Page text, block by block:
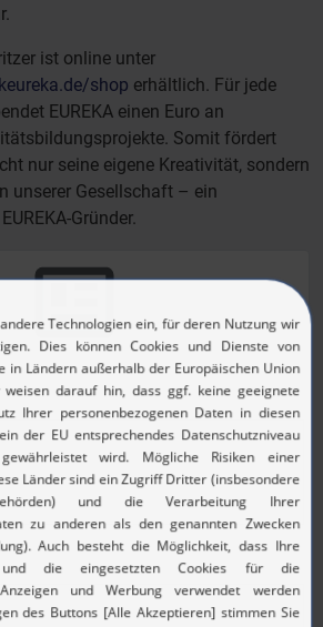
ist online unter
shop erhältlich. Für jede
EUREKA einen Euro an
Somit fördert
nur seine eigene Kreativität, sondern
unserer Gesellschaft – ein
Gründer.